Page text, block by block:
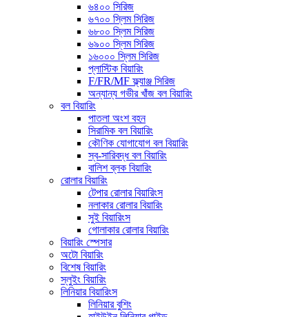
৬৪০০ সিরিজ
৬৭০০ স্লিম সিরিজ
৬৮০০ স্লিম সিরিজ
৬৯০০ স্লিম সিরিজ
১৬০০০ স্লিম সিরিজ
প্লাস্টিক বিয়ারিং
F/FR/MF ফ্ল্যাঞ্জ সিরিজ
অন্যান্য গভীর খাঁজ বল বিয়ারিং
বল বিয়ারিং
পাতলা অংশ বহন
সিরামিক বল বিয়ারিং
কৌণিক যোগাযোগ বল বিয়ারিং
স্ব-সারিবদ্ধ বল বিয়ারিং
বালিশ ব্লক বিয়ারিং
রোলার বিয়ারিং
টেপার রোলার বিয়ারিংস
নলাকার রোলার বিয়ারিং
সুই বিয়ারিংস
গোলাকার রোলার বিয়ারিং
বিয়ারিং স্পেসার
অটো বিয়ারিং
বিশেষ বিয়ারিং
স্লুইং বিয়ারিং
লিনিয়ার বিয়ারিংস
লিনিয়ার বুশিং